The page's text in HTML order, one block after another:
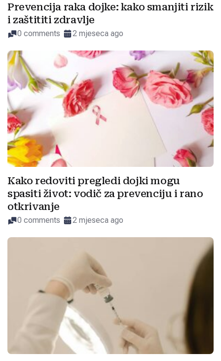
Prevencija raka dojke: kako smanjiti rizik
i zaštititi zdravlje
0 comments 2 mjeseca ago
Kako redoviti pregledi dojki mogu
spasiti život: vodič za prevenciju i rano
otkrivanje
0 comments 2 mjeseca ago